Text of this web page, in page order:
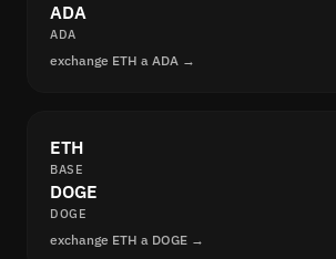
ADA
ADA
exchange ETH a ADA →
ETH
BASE
DOGE
DOGE
exchange ETH a DOGE →